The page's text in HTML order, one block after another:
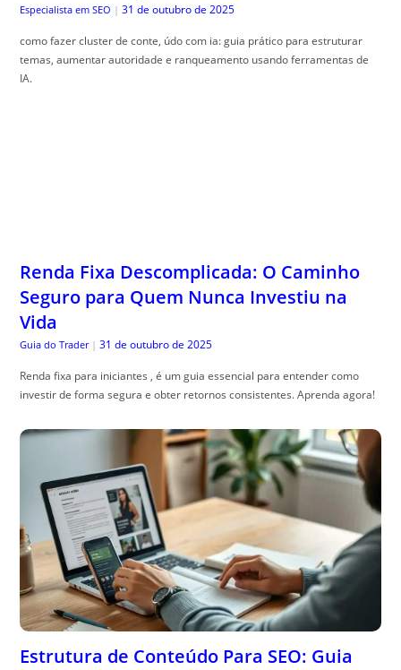
Especialista em SEO | 31 de outubro de 2025
como fazer cluster de conte, údo com ia: guia prático para estruturar
temas, aumentar autoridade e ranqueamento usando ferramentas de
IA.
Renda Fixa Descomplicada: O Caminho
Seguro para Quem Nunca Investiu na
Vida
Guia do Trader | 31 de outubro de 2025
Renda fixa para iniciantes , é um guia essencial para entender como
investir de forma segura e obter retornos consistentes. Aprenda agora!
Estrutura de Conteúdo Para SEO: Guia